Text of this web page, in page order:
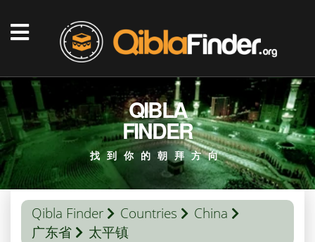
QIBLA
FINDER
找到你的朝拜方向
Qibla Finder Countries
China
广东省
太平镇